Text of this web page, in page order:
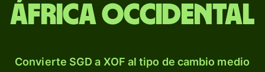
África Occidental
Convierte SGD a XOF al tipo de cambio medio